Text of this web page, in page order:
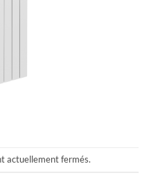
actuellement fermés.